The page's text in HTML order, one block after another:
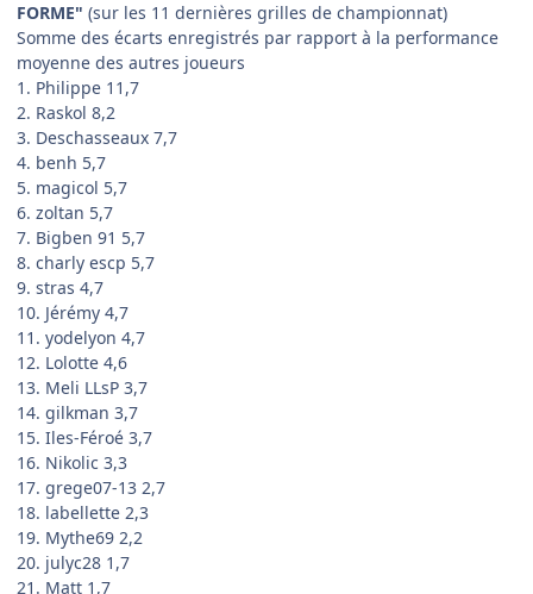
FORME" (sur les 11 dernières grilles de championnat)
Somme des écarts enregistrés par rapport à la performance
moyenne des autres joueurs
1. Philippe 11,7
2. Raskol 8,2
3. Deschasseaux 7,7
4. benh 5,7
5. magicol 5,7
6. zoltan 5,7
7. Bigben 91 5,7
8. charly escp 5,7
9. stras 4,7
10. Jérémy 4,7
11. yodelyon 4,7
12. Lolotte 4,6
13. Meli LLsP 3,7
14. gilkman 3,7
15. Iles-Féroé 3,7
16. Nikolic 3,3
17. grege07-13 2,7
18. labellette 2,3
19. Mythe69 2,2
20. julyc28 1,7
21. Matt 1,7